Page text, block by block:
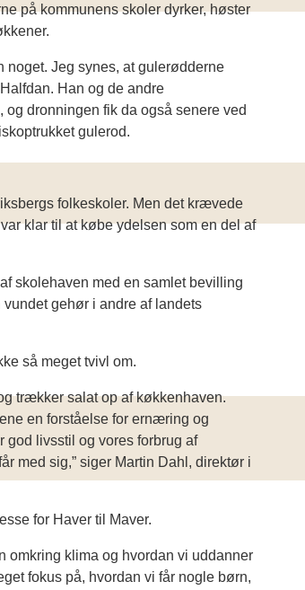
på kommunens skoler dyrker, høster
noget. Jeg synes, at gulerødderne
Han og de andre
dronningen fik da også senere ved
gulerod.
folkeskoler. Men det krævede
klar til at købe ydelsen som en del af
skolehaven med en samlet bevilling
gehør i andre af landets
så meget tvivl om.
trækker salat op af køkkenhaven.
en forståelse for ernæring og
god livsstil og vores forbrug af
med sig,” siger Martin Dahl, direktør i
for Haver til Maver.
omkring klima og hvordan vi uddanner
fokus på, hvordan vi får nogle børn,